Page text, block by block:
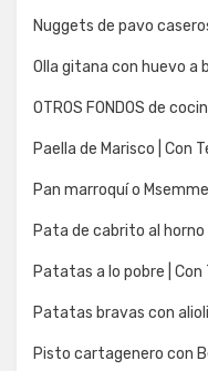
Nuggets de pavo
Olla gitana con huevo a
OTROS FONDOS de
Paella de Marisco | Con
Pan marroquí o
Pata de cabrito al horno
Patatas a lo pobre |
Patatas bravas con
Pisto cartagenero con